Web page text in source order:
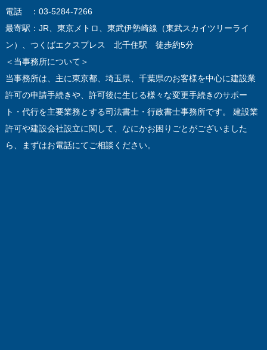
電話 ：03-5284-7266
最寄駅：JR、東京メトロ、東武伊勢崎線（東武スカイツリーライ
ン）、つくばエクスプレス 北千住駅 徒歩約5分
＜当事務所について＞
当事務所は、主に東京都、埼玉県、千葉県のお客様を中心に建設業
許可の申請手続きや、許可後に生じる様々な変更手続きのサポー
ト・代行を主要業務とする司法書士・行政書士事務所です。 建設業
許可や建設会社設立に関して、なにかお困りごとがございました
ら、まずはお電話にてご相談ください。